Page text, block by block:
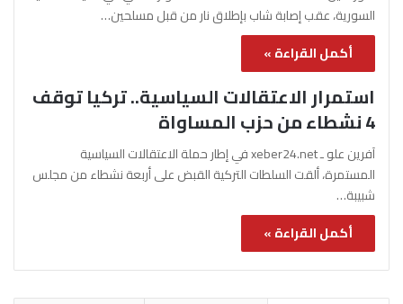
السورية، عقب إصابة شاب بإطلاق نار من قبل مسلحين…
أكمل القراءة »
استمرار الاعتقالات السياسية.. تركيا توقف
4 نشطاء من حزب المساواة
آفرين علو ـ xeber24.net في إطار حملة الاعتقالات السياسية
المستمرة، ألقت السلطات التركية القبض على أربعة نشطاء من مجلس
شبيبة…
أكمل القراءة »